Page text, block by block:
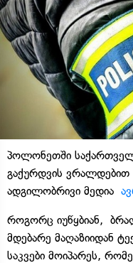
პოლონეთში
გაქურდვის ვრალდებით
ადგილობრივი მედია
როგორც იუწყბიან,
მდებარე მაღაზიიდან
საკვები მოიპარეს,